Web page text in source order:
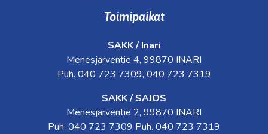
Toimipaikat
SAKK / Inari
Menesjärventie 4, 99870 INARI
Puh. 040 723 7309, 040 723 7319
SAKK / SAJOS
Menesjärventie 2, 99870 INARI
Puh. 040 723 7309 Puh. 040 723 7319